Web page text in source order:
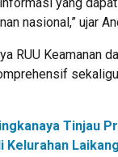
yang
nasional,” ujar
RUU Keamanan
Tinjau
Kelurahan Laikang